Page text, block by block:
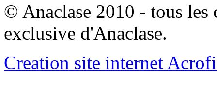
© Anaclase 2010 - tous les
exclusive d'Anaclase.
Creation site internet